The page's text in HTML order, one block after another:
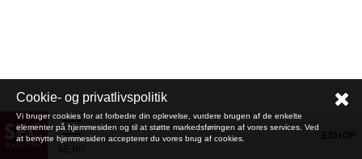
Cookie- og privatlivspolitik
Vi bruger cookies for at forbedre din oplevelse, vurdere brugen af de enkelte
elementer på hjemmesiden og til at støtte markedsføringen af vores services. Ved
at benytte hjemmesiden accepterer du vores brug af cookies.